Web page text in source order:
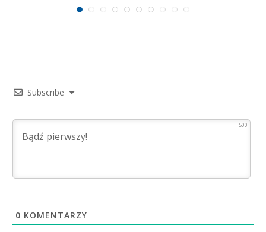
Subscribe
500
0 KOMENTARZY